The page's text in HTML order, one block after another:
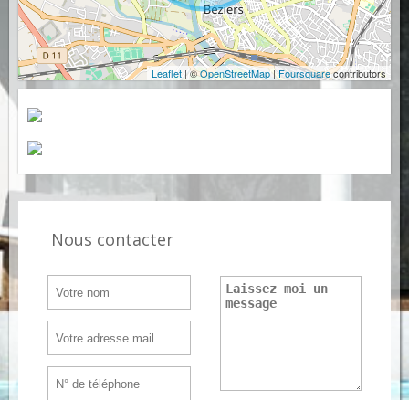
Leaflet| ©OpenStreetMap|Foursquarecontributors
Nous contacter